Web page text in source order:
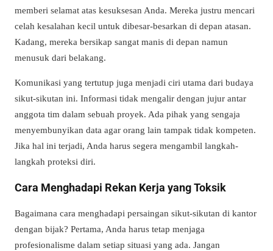
memberi selamat atas kesuksesan Anda. Mereka justru mencari
celah kesalahan kecil untuk dibesar-besarkan di depan atasan.
Kadang, mereka bersikap sangat manis di depan namun
menusuk dari belakang.
Komunikasi yang tertutup juga menjadi ciri utama dari budaya
sikut-sikutan ini. Informasi tidak mengalir dengan jujur antar
anggota tim dalam sebuah proyek. Ada pihak yang sengaja
menyembunyikan data agar orang lain tampak tidak kompeten.
Jika hal ini terjadi, Anda harus segera mengambil langkah-
langkah proteksi diri.
Cara Menghadapi Rekan Kerja yang Toksik
Bagaimana cara menghadapi persaingan sikut-sikutan di kantor
dengan bijak? Pertama, Anda harus tetap menjaga
profesionalisme dalam setiap situasi yang ada. Jangan